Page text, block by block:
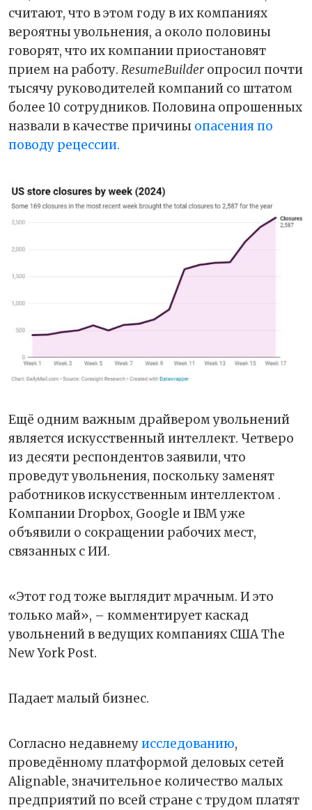
считают, что в этом году в их компаниях
вероятны увольнения, а около половины
говорят, что их компании приостановят
прием на работу. ResumeBuilder опросил почти
тысячу руководителей компаний со штатом
более 10 сотрудников. Половина опрошенных
назвали в качестве причины опасения по
поводу рецессии.
Ещё одним важным драйвером увольнений
является искусственный интеллект. Четверо
из десяти респондентов заявили, что
проведут увольнения, поскольку заменят
работников искусственным интеллектом .
Компании Dropbox, Google и IBM уже
объявили о сокращении рабочих мест,
связанных с ИИ.
«Этот год тоже выглядит мрачным. И это
только май», – комментирует каскад
увольнений в ведущих компаниях США The
New York Post.
Падает малый бизнес.
Согласно недавнемуисследованию,
проведённому платформой деловых сетей
Alignable, значительное количество малых
предприятий по всей стране с трудом платят